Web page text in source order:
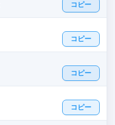
コピー
コピー
コピー
コピー